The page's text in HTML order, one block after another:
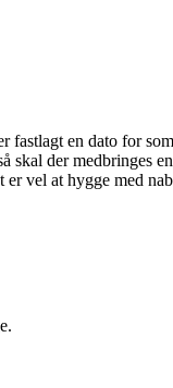
en dato for
der medbringes
vel at hygge med